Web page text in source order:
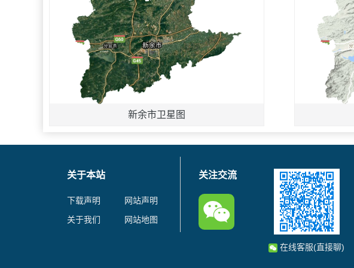
新余市卫星图
关于本站
下载声明
网站声明
关于我们
网站地图
关注交流
在线客服(直接聊)